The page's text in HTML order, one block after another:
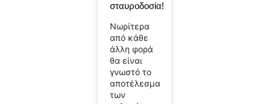
σταυροδοσία!
Νωρίτερα
από κάθε
άλλη φορά
θα είναι
γνωστό το
αποτέλεσμα
των